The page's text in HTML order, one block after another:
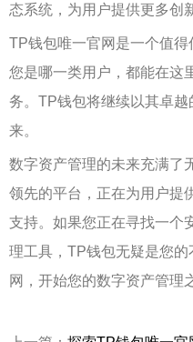
态系统，为用户提供更多创
TP钱包唯一官网是一个值
您是哪一类用户，都能在这
务。TP钱包将继续以其卓
来。
数字资产管理的未来充满了
领先的平台，正在为用户提
支持。如果您正在寻找一个
理工具，TP钱包无疑是您
网，开始您的数字资产管理